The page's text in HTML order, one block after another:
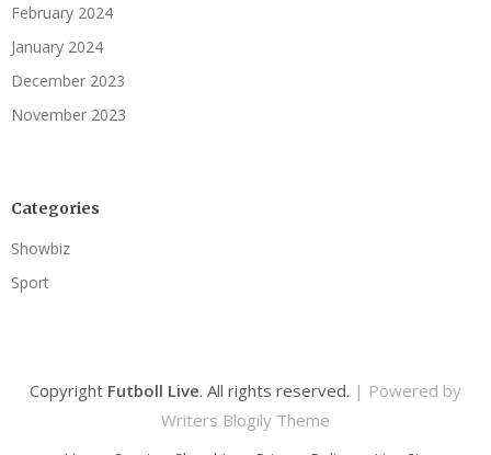
February 2024
January 2024
December 2023
November 2023
Categories
Showbiz
Sport
Copyright Futboll Live. All rights reserved. | Powered by
Writers Blogily Theme